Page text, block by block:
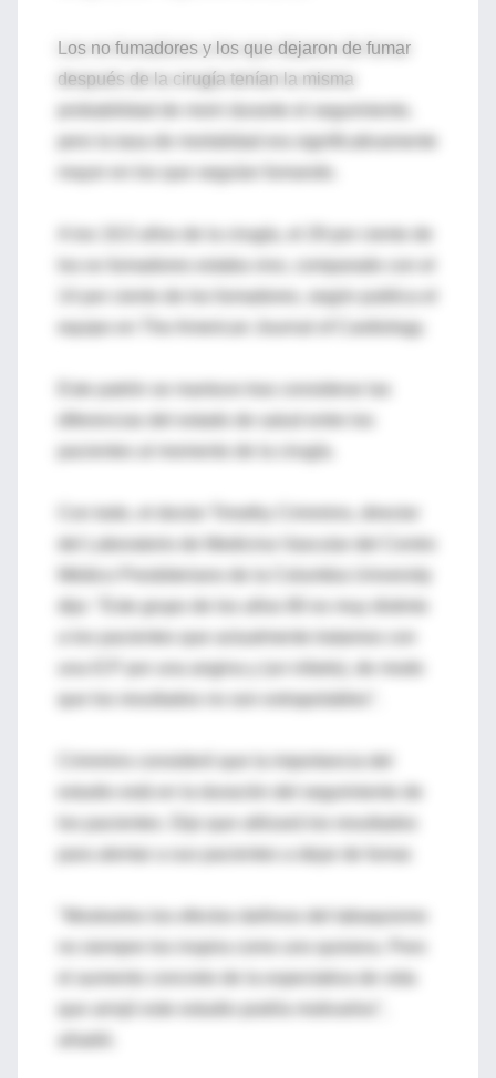
Los no fumadores y los que dejaron de fumar
después de la cirugía tenían la misma
probabilidad de morir durante el seguimiento,
pero la tasa de mortalidad era significativamente
mayor en los que seguían fumando.
A los 19,5 años de la cirugía, el 29 por ciento de
14 por ciento de los fumadores, según publica el
equipo en The American Journal of Cardiology.
pacientes al momento de la cirugía.
dijo: "Este grupo de los años 80 es muy distinto
una ICP por una angina y (un infarto), de modo
que los resultados no son extrapolables".
Crimmins consideró que la importancia del
estudio está en la duración del seguimiento de
"Mostrarles los efectos dañinos del tabaquismo